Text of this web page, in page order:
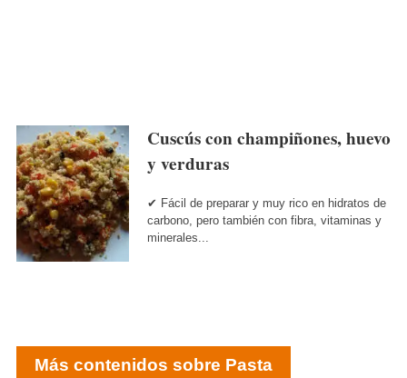
Cuscús con champiñones, huevo
y verduras
✔ Fácil de preparar y muy rico en hidratos de
carbono, pero también con fibra, vitaminas y
minerales...
Más contenidos sobre Pasta